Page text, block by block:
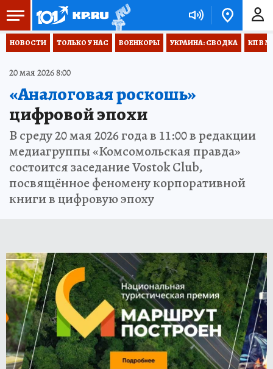
НОВОСТИ ТОЛЬКО У НАС ВОЕНКОРЫ УКРАИНА: СВОДКА КП В
20 мая 2026 8:00
«Аналоговая роскошь»
цифровой эпохи
В среду 20 мая 2026 года в 11:00 в редакции
медиагруппы «Комсомольская правда»
состоится заседание Vostok Club,
посвящённое феномену корпоративной
книги в цифровую эпоху